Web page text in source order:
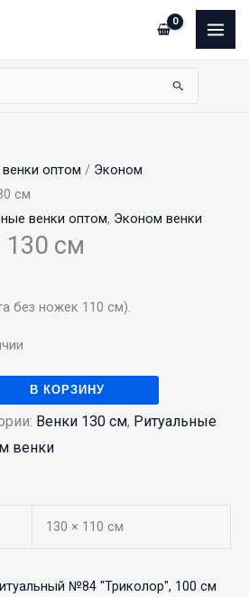
оптом / Эконом
см
венки оптом, Эконом венки
130 см
без ножек 110 см).
В КОРЗИНУ
Венки 130 см, Ритуальные
венки
130 × 110 см